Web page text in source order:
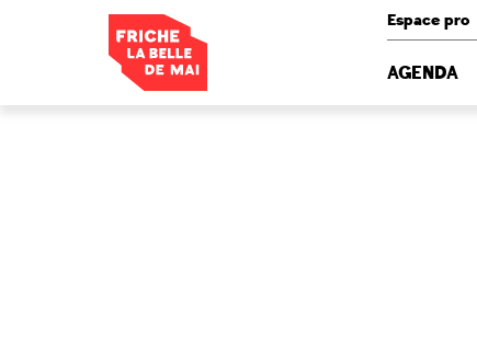
Espace pro
AGENDA
Panneau de gestion des cookies